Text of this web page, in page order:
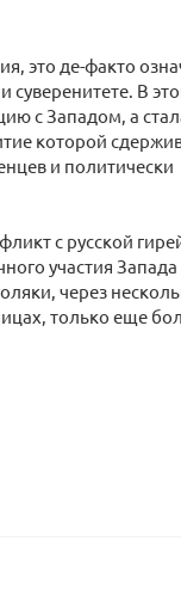
это де-факто
В
с Западом, а
которой
и политически
с русской
участия
через
только еще